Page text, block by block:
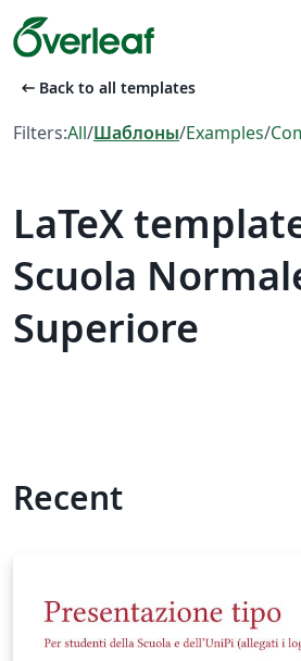
arrow_left_alt Back to all templates
Filters:All/Шаблоны/Examples/
LaTeX
Scuola
Superiore
Recent